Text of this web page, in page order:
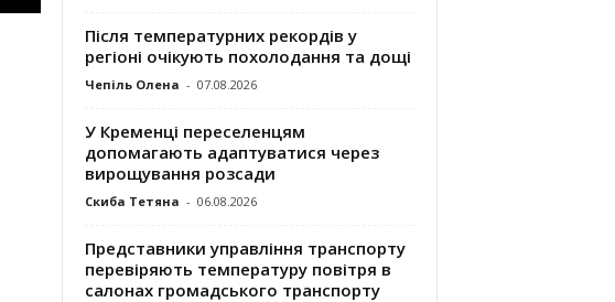
Після температурних рекордів у
регіоні очікують похолодання та дощі
Чепіль Олена - 07.08.2026
У Кременці переселенцям
допомагають адаптуватися через
вирощування розсади
Скиба Тетяна - 06.08.2026
Представники управління транспорту
перевіряють температуру повітря в
салонах громадського транспорту